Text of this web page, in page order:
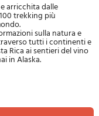
arricchita dalle
trekking più
sulla natura e
tutti i continenti e
Rica ai sentieri del vino
in Alaska.